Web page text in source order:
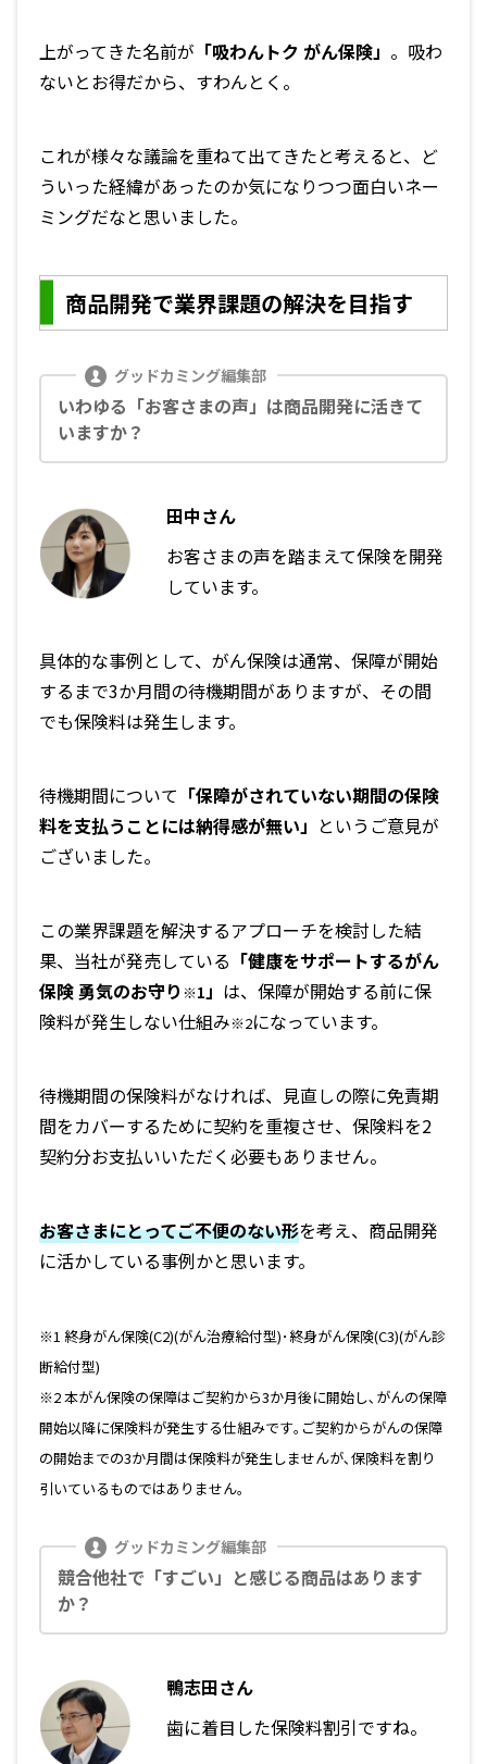
上がってきた名前が 「吸わんトク がん保険」 。吸わ
ないとお得だから、すわんとく。
これが様々な議論を重ねて出てきたと考えると、ど
ういった経緯があったのか気になりつつ面白いネー
ミングだなと思いました。
商品開発で業界課題の解決を目指す
いわゆる「お客さまの声」は商品開発に活きて
いますか？
田中さん
お客さまの声を踏まえて保険を開発
しています。
具体的な事例として、がん保険は通常、保障が開始
するまで3か月間の待機期間がありますが、その間
でも保険料は発生します。
待機期間について 「保障がされていない期間の保険
料を支払うことには納得感が無い」 というご意見が
ございました。
この業界課題を解決するアプローチを検討した結
果、当社が発売している 「健康をサポートするがん
保険 勇気のお守り ※1 」 は、保障が開始する前に保
険料が発生しない仕組み※2になっています。
待機期間の保険料がなければ、見直しの際に免責期
間をカバーするために契約を重複させ、保険料を2
契約分お支払いいただく必要もありません。
お客さまにとってご不便のない形を考え、商品開発
に活かしている事例かと思います。
※1 終身がん保険(C2)(がん治療給付型)･終身がん保険(C3)(がん診
断給付型)
※2 本がん保険の保障はご契約から3か月後に開始し､がんの保障
開始以降に保険料が発生する仕組みです｡ご契約からがんの保障
の開始までの3か月間は保険料が発生しませんが､保険料を割り
引いているものではありません｡
競合他社で「すごい」と感じる商品はあります
か？
鴨志田さん
歯に着目した保険料割引ですね。